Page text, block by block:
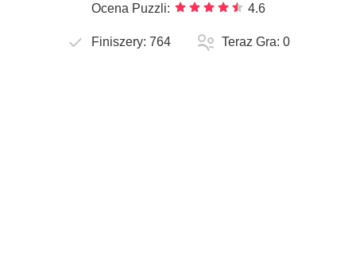
Ocena Puzzli: 4.6
Finiszery: 764 Teraz Gra: 0